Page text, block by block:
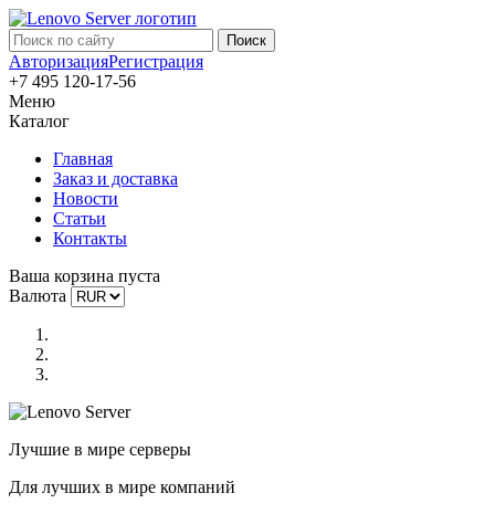
АвторизацияРегистрация
+7 495 120-17-56
Меню
Каталог
Главная
Заказ и доставка
Новости
Статьи
Контакты
Ваша корзина пуста
Валюта
Лучшие в мире серверы
Для лучших в мире компаний